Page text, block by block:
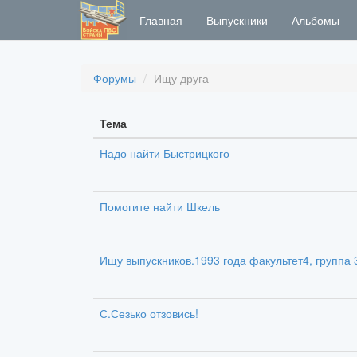
Главная Выпускники Альбомы
Форумы Ищу друга
Тема
Надо найти Быстрицкого
Помогите найти Шкель
Ищу выпускников.1993 года факультет4, группа
С.Сезько отзовись!